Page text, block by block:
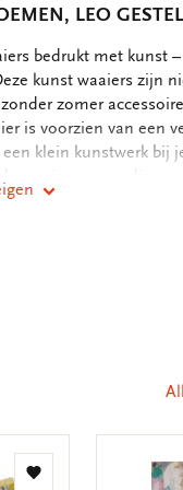
LEO
bedrukt met kunst
kunst waaiers zijn
zomer
is voorzien van een
klein kunstwerk bij
waaier eenvoudig
op zoek bent naar
balans tussen
Zur